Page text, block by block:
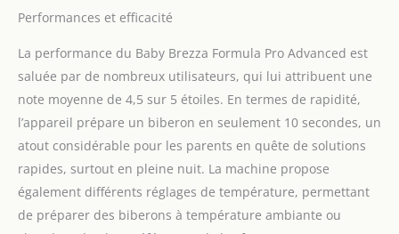
Performances et efficacité
La performance du Baby Brezza Formula Pro Advanced est
saluée par de nombreux utilisateurs, qui lui attribuent une
note moyenne de 4,5 sur 5 étoiles. En termes de rapidité,
l’appareil prépare un biberon en seulement 10 secondes, un
atout considérable pour les parents en quête de solutions
rapides, surtout en pleine nuit. La machine propose
également différents réglages de température, permettant
de préparer des biberons à température ambiante ou